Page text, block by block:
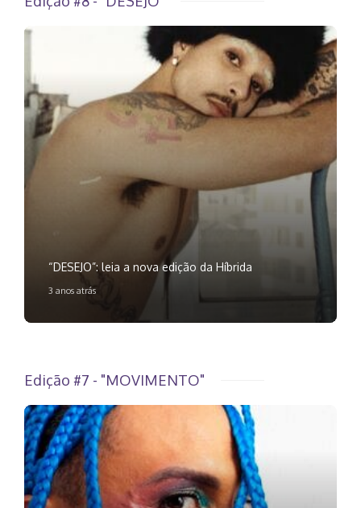
“DESEJO”: leia a nova edição da Híbrida
3 anos atrás
Edição #7 - "MOVIMENTO"